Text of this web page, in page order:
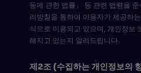
등에 관한 법률」 등 관련 법령을
리방침을 통하여 이용자가 제공하
식으로 이용되고 있으며, 개인정보
해지고 있는지 알려드립니다.
제2조 (수집하는 개인정보의